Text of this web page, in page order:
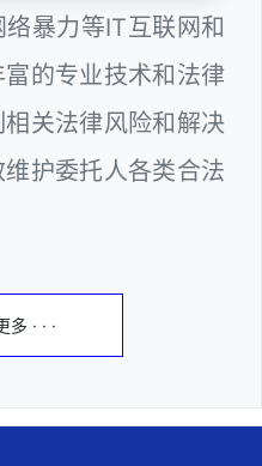
暴力等IT互联网和
的专业技术和法律
关法律风险和解决
护委托人各类合法
多 · · ·